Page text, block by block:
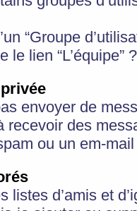
“Groupe
le lien “L’équipe” ?
envoyer de
recevoir des
ou un em-
listes d’amis et